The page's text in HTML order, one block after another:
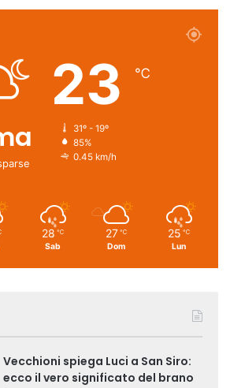
23 ℃
31º - 19º
85%
0.45 km/h
28 ℃
Sab
27 ℃
Dom
25 ℃
Lun
Vecchioni spiega Luci a San Siro:
ecco il vero significato del brano